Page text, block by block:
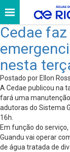
Cedae
nesta
Postado por Ellon
A Cedae publicou na
fará uma
adutoras do Sistema
16h.
Em função do
Guandu vai operar
de água tratada de